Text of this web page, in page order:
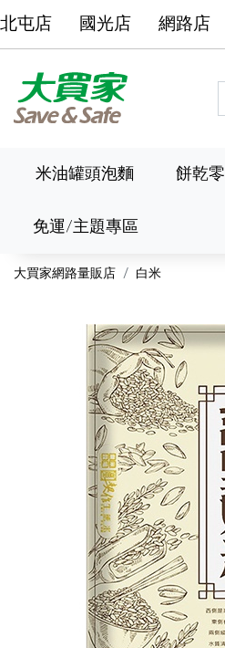
北屯店 國光店 網路店
米油罐頭泡麵 餅乾
免運/主題專區
大買家網路量販店 白米